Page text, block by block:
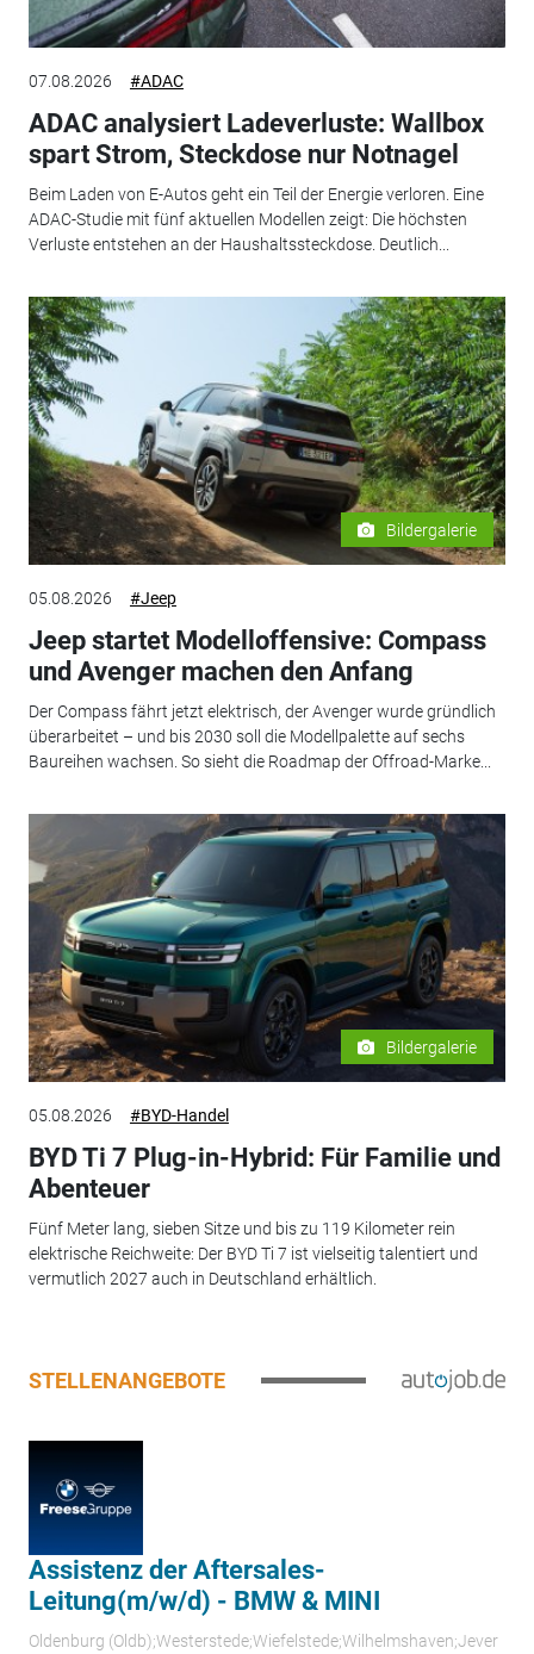
07.08.2026 #ADAC
ADAC analysiert Ladeverluste: Wallbox
spart Strom, Steckdose nur Notnagel
Beim Laden von E-Autos geht ein Teil der Energie verloren. Eine
ADAC-Studie mit fünf aktuellen Modellen zeigt: Die höchsten
Verluste entstehen an der Haushaltssteckdose. Deutlich...
Bildergalerie
05.08.2026 #Jeep
Jeep startet Modelloffensive: Compass
und Avenger machen den Anfang
Der Compass fährt jetzt elektrisch, der Avenger wurde gründlich
überarbeitet – und bis 2030 soll die Modellpalette auf sechs
Baureihen wachsen. So sieht die Roadmap der Offroad-Marke...
Bildergalerie
05.08.2026 #BYD-Handel
BYD Ti 7 Plug-in-Hybrid: Für Familie und
Abenteuer
Fünf Meter lang, sieben Sitze und bis zu 119 Kilometer rein
elektrische Reichweite: Der BYD Ti 7 ist vielseitig talentiert und
vermutlich 2027 auch in Deutschland erhältlich.
STELLENANGEBOTE
Assistenz der Aftersales-
Leitung(m/w/d) - BMW & MINI
Oldenburg (Oldb);Westerstede;Wiefelstede;Wilhelmshaven;Jever